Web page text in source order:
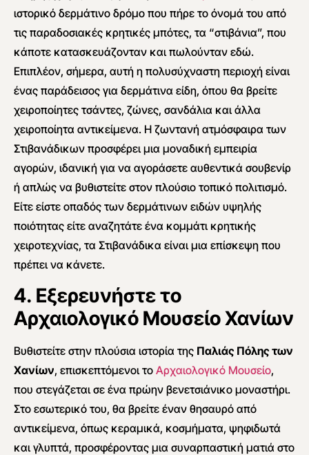
ιστορικό δερμάτινο δρόμο που πήρε το όνομά του από
τις παραδοσιακές κρητικές μπότες, τα “στιβάνια”, που
κάποτε κατασκευάζονταν και πωλούνταν εδώ.
Επιπλέον, σήμερα, αυτή η πολυσύχναστη περιοχή είναι
ένας παράδεισος για δερμάτινα είδη, όπου θα βρείτε
χειροποίητες τσάντες, ζώνες, σανδάλια και άλλα
χειροποίητα αντικείμενα. Η ζωντανή ατμόσφαιρα των
Στιβανάδικων προσφέρει μια μοναδική εμπειρία
αγορών, ιδανική για να αγοράσετε αυθεντικά σουβενίρ
ή απλώς να βυθιστείτε στον πλούσιο τοπικό πολιτισμό.
Είτε είστε οπαδός των δερμάτινων ειδών υψηλής
ποιότητας είτε αναζητάτε ένα κομμάτι κρητικής
χειροτεχνίας, τα Στιβανάδικα είναι μια επίσκεψη που
πρέπει να κάνετε.
4. Εξερευνήστε το
Αρχαιολογικό Μουσείο Χανίων
Βυθιστείτε στην πλούσια ιστορία της Παλιάς Πόλης των
Χανίων, επισκεπτόμενοι το Αρχαιολογικό Μουσείο,
που στεγάζεται σε ένα πρώην βενετσιάνικο μοναστήρι.
Στο εσωτερικό του, θα βρείτε έναν θησαυρό από
αντικείμενα, όπως κεραμικά, κοσμήματα, ψηφιδωτά
και γλυπτά, προσφέροντας μια συναρπαστική ματιά στο